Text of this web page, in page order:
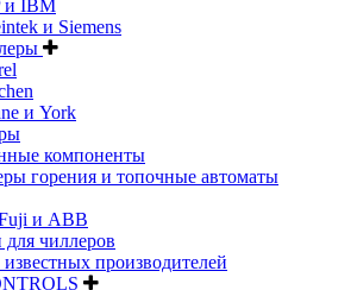
и IBM
и Siemens
и York
компоненты
горения и топочные автоматы
и ABB
для чиллеров
производителей